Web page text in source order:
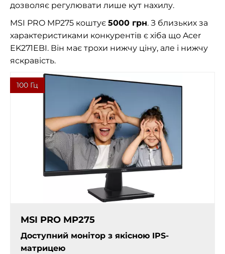
дозволяє регулювати лише кут нахилу.
MSI PRO MP275 коштує 5000 грн. З близьких за
характеристиками конкурентів є хіба що Acer
EK271EBI. Він має трохи нижчу ціну, але і нижчу
яскравість.
MSI PRO MP275
Доступний монітор з якісною IPS-
матрицею
100 Гц